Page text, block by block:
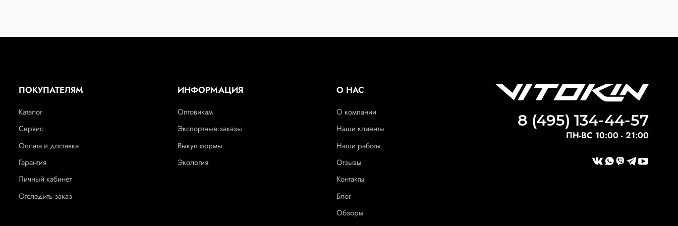
ПОКУПАТЕЛЯМ
Каталог
Сервис
Оплата и доставка
Гарантия
Личный кабинет
Отследить заказ
ИНФОРМАЦИЯ
Оптовикам
Экспортные заказы
Выкуп формы
Экология
О НАС
О компании
Наши клиенты
Наши работы
Отзывы
Контакты
Блог
Обзоры
8 (495) 134-44-57
ПН-ВС 10:00 - 21:00